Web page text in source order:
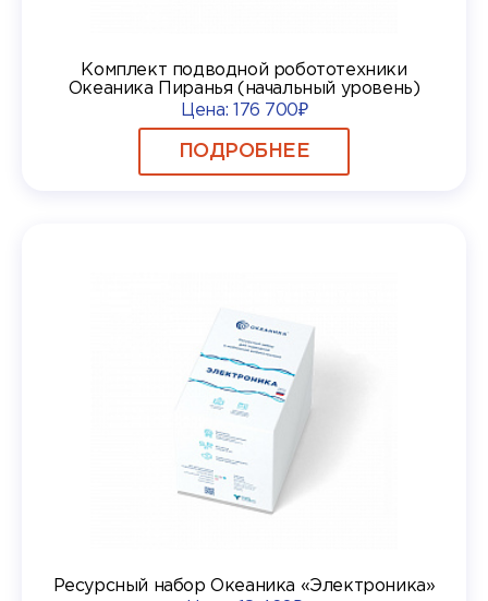
Комплект подводной робототехники
Океаника Пиранья (начальный уровень)
Цена:
176 700₽
ПОДРОБНЕЕ
Ресурсный набор Океаника «Электроника»